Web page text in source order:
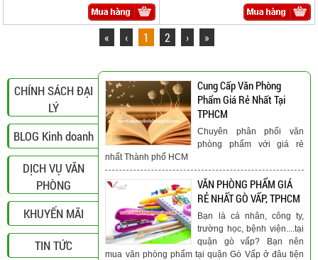
« ‹ 1 2 › »
CHÍNH SÁCH ĐẠI
LÝ
BLOG Kinh doanh
DỊCH VỤ VĂN
PHÒNG
KHUYẾN MÃI
TIN TỨC
Cung Cấp Văn Phòng
Phẩm Giá Rẻ Nhất Tại
TPHCM
Chuyên phân phối văn
phòng phẩm với giá rẻ
nhất Thành phố HCM
VĂN PHÒNG PHẨM GIÁ
RẺ NHẤT GÒ VẤP, TPHCM
Bạn là cá nhân, công ty,
trường học, bệnh viện....tại
quận gò vấp? Bạn nên
mua văn phòng phẩm tại quận Gò Vấp ở đâu tiện